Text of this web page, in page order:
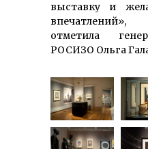
выставку и
отметила
РОСИЗО Ольга